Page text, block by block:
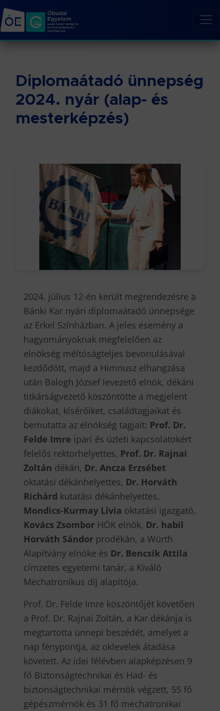
Diplomaátadó ünnepség
2024. nyár (alap- és
mesterképzés)
2024. július 12-én került megrendezésre a
Bánki Kar nyári diplomaátadó ünnepsége
az Erkel Színházban. A jeles esemény a
hagyományoknak megfelelően az
elnökség méltóságteljes bevonulásával
kezdődött, majd a Himnusz elhangzása
után Balogh József levezető elnök, dékáni
titkárságvezető köszöntötte a megjelent
diákokat, kísérőiket, családtagjaikat és
bemutatta az elnökség tagjait: Prof. Dr.
Felde Imre ipari és üzleti kapcsolatokért
felelős rektorhelyettes, Prof. Dr. Rajnai
Zoltán dékán, Dr. Ancza Erzsébet
oktatási dékánhelyettes, Dr. Horváth
Richárd kutatási dékánhelyettes,
Mondics-Kurmay Lívia oktatási igazgató,
Kovács Zsombor HÖK elnök, Dr. habil
Horváth Sándor prodékán, a Würth
Alapítvány elnöke és Dr. Bencsik Attila
címzetes egyetemi tanár, a Kiváló
Mechatronikus díj alapítója.
Prof. Dr. Felde Imre köszöntőjét követően
a Prof. Dr. Rajnai Zoltán, a Kar dékánja is
megtartotta ünnepi beszédét, amelyet a
nap fénypontja, az oklevelek átadása
követett. Az idei félévben alapképzésen 9
fő Biztonságtechnikai és Had- és
biztonságtechnikai mérnök végzett, 55 fő
gépészmérnök és 31 fő mechatronikai